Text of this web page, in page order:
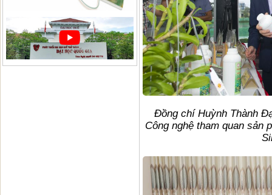
Đồng chí Huỳnh Thành
Công nghệ tham quan sản